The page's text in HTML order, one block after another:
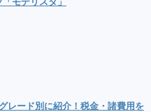
レード別に紹介！税金・諸費用を